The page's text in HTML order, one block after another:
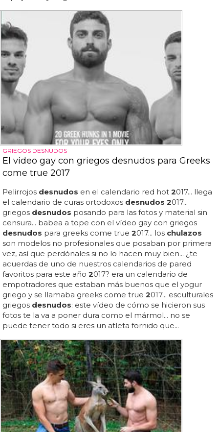
GRIEGOS DESNUDOS
El vídeo gay con griegos desnudos para Greeks
come true 2017
Pelirrojos desnudos en el calendario red hot 2017... llega
el calendario de curas ortodoxos desnudos 2017...
griegos desnudos posando para las fotos y material sin
censura... babea a tope con el vídeo gay con griegos
desnudos para greeks come true 2017... los chulazos
son modelos no profesionales que posaban por primera
vez, así que perdónales si no lo hacen muy bien... ¿te
acuerdas de uno de nuestros calendarios de pared
favoritos para este año 2017? era un calendario de
empotradores que estaban más buenos que el yogur
griego y se llamaba greeks come true 2017... esculturales
griegos desnudos: este vídeo de cómo se hicieron sus
fotos te la va a poner dura como el mármol... no se
puede tener todo si eres un atleta fornido que...